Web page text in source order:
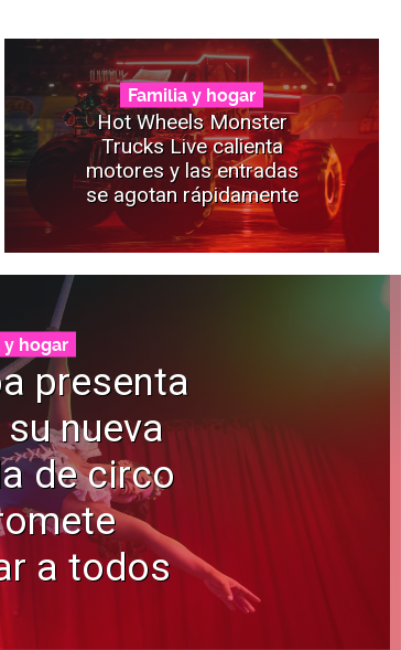
Familia y hogar
Hot Wheels Monster
Trucks Live calienta
motores y las entradas
se agotan rápidamente
y hogar
presenta
nueva
de circo
a todos